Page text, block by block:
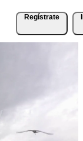
Regístrate